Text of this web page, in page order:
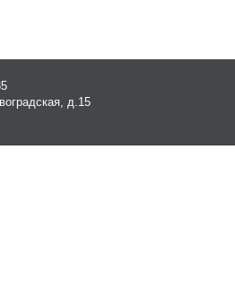
д.15